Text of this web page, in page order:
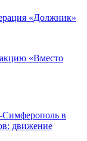
«Должник»
«Вместо
в
движение